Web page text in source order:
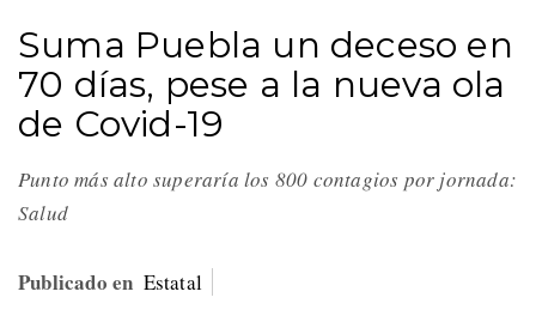
Suma Puebla un deceso en
70 días, pese a la nueva ola
de Covid-19
Punto más alto superaría los 800 contagios por jornada:
Salud
Publicado en Estatal